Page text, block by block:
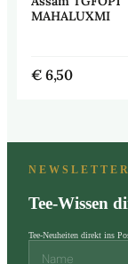
MAHALUXMI
€ 6,50
NEWSLETTER
Tee-Wissen
Tee-Neuheiten direkt ins